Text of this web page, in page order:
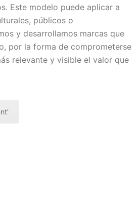
Este modelo puede aplicar a
públicos o
y desarrollamos marcas que
por la forma de comprometerse
relevante y visible el valor que